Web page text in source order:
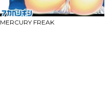
MERCURY FREAK